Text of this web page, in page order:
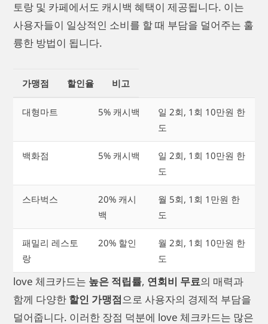
토랑 및 카페에서도 캐시백 혜택이 제공됩니다. 이는
사용자들이 일상적인 소비를 할 때 부담을 덜어주는 훌
륭한 방법이 됩니다.
가맹점 할인율 비고
대형마트 5% 캐시백
일 2회, 1회 10만원 한
도
백화점 5% 캐시백
일 2회, 1회 10만원 한
도
스타벅스
20% 캐시
백
월 5회, 1회 1만원 한
도
패밀리 레스토
랑
20% 할인
월 2회, 1회 10만원 한
도
love 체크카드는 높은 적립률, 연회비 무료의 매력과
함께 다양한 할인 가맹점으로 사용자의 경제적 부담을
덜어줍니다. 이러한 장점 덕분에 love 체크카드는 많은